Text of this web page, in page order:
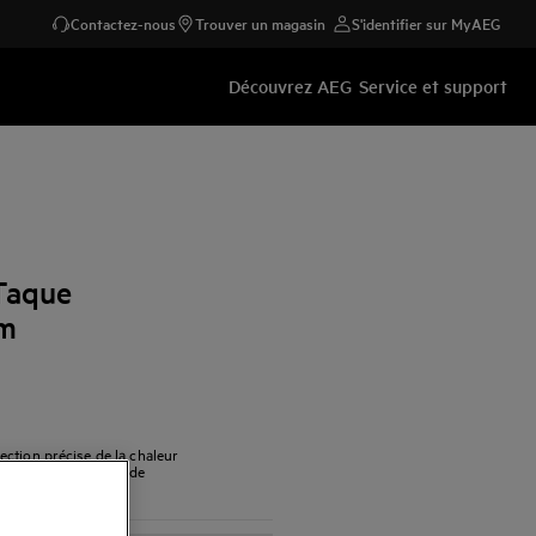
Contactez-nous Trouver un magasin S'identifier sur MyAEG
Découvrez AEG Service et support
précise de la chaleur
cuisson plus rapide